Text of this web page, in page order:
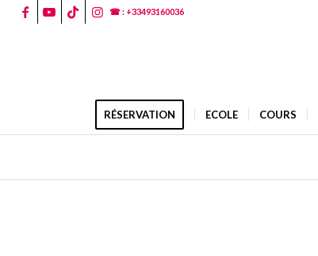
☎ : +33493160036
RÉSERVATION ECOLE COURS